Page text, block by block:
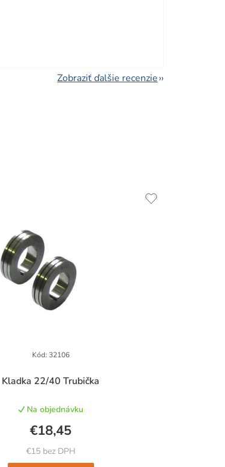
Zobraziť ďalšie recenzie
Kladka 22/40 Trubička
hodnotenie
je
5,0
z
5
hviezdičiek.
Na objednávku
€15 bez DPH
€18,45
Kód: 32106